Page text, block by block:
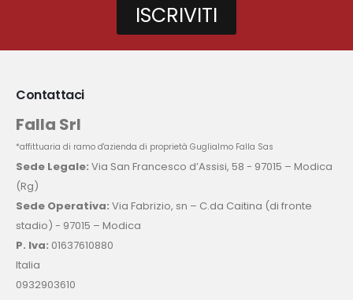
ISCRIVITI
Contattaci
Falla Srl
*affittuaria di ramo d'azienda di proprietà Guglialmo Falla Sas
Sede Legale: Via San Francesco d’Assisi, 58 - 97015 – Modica
(Rg)
Sede Operativa: Via Fabrizio, sn – C.da Caitina (di fronte
stadio) - 97015 – Modica
P. Iva: 01637610880
Italia
0932903610